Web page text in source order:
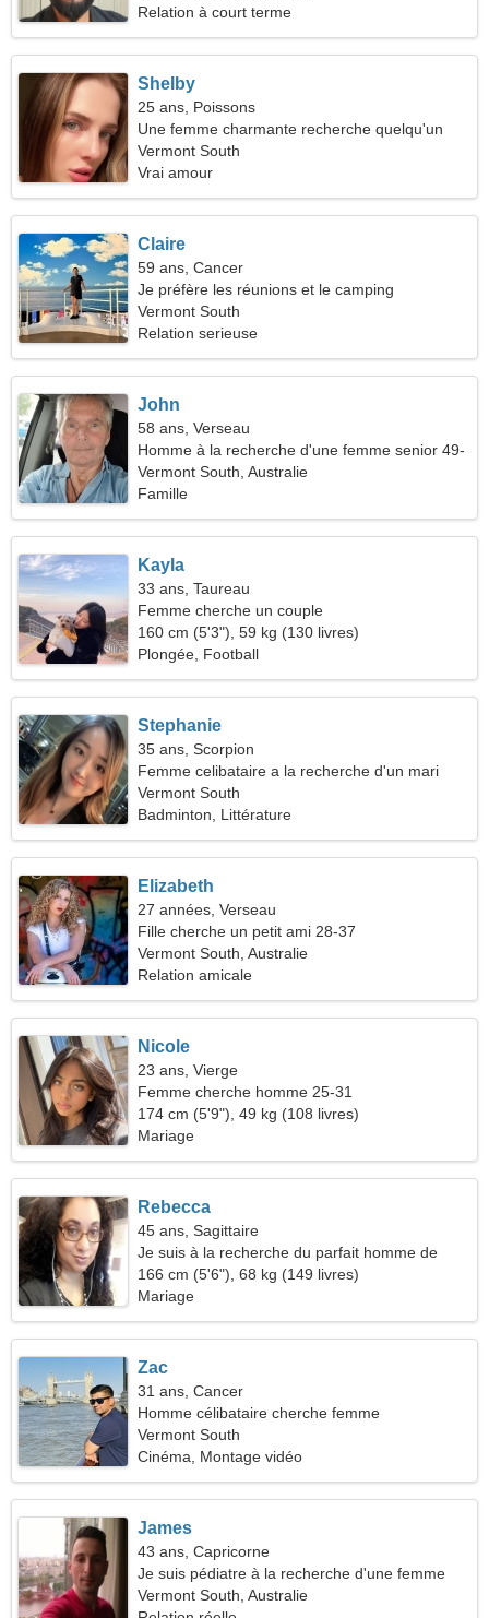
Relation à court terme
Shelby
25 ans, Poissons
Une femme charmante recherche quelqu'un
comme vous
Vermont South
Vrai amour
Claire
59 ans, Cancer
Je préfère les réunions et le camping
Vermont South
Relation serieuse
John
58 ans, Verseau
Homme à la recherche d'une femme senior 49-
53
Vermont South, Australie
Famille
Kayla
33 ans, Taureau
Femme cherche un couple
160 cm (5'3"), 59 kg (130 livres)
Plongée, Football
Stephanie
35 ans, Scorpion
Femme celibataire a la recherche d'un mari
Vermont South
Badminton, Littérature
Elizabeth
27 années, Verseau
Fille cherche un petit ami 28-37
Vermont South, Australie
Relation amicale
Nicole
23 ans, Vierge
Femme cherche homme 25-31
174 cm (5'9"), 49 kg (108 livres)
Mariage
Rebecca
45 ans, Sagittaire
Je suis à la recherche du parfait homme de
voyage
166 cm (5'6"), 68 kg (149 livres)
Mariage
Zac
31 ans, Cancer
Homme célibataire cherche femme
Vermont South
Cinéma, Montage vidéo
James
43 ans, Capricorne
Je suis pédiatre à la recherche d'une femme
passionnée
Vermont South, Australie